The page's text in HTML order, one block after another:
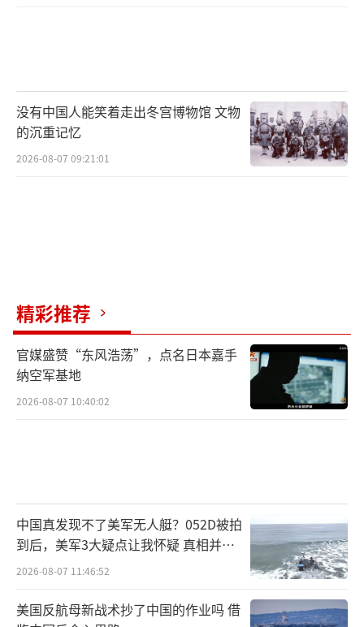
没有中国人能笑着走出冬宫博物馆 文物
的沉重记忆
2026-08-07 09:21:01
精彩推荐
官媒盛赞“东风浩荡”，点名日本嘉手
纳空军基地
2026-08-07 10:40:02
中国真发现不了美军无人艇？052D被拍
到后，美军3大疑点让我怀疑 真相并非
如此
2026-08-07 11:46:52
美国反航母新战术抄了中国的作业吗 借